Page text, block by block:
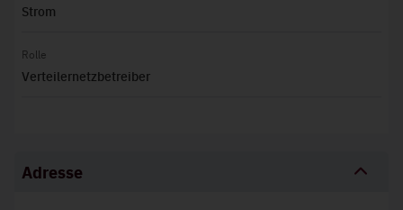
Strom
Rolle
Verteilernetzbetreiber
Adresse